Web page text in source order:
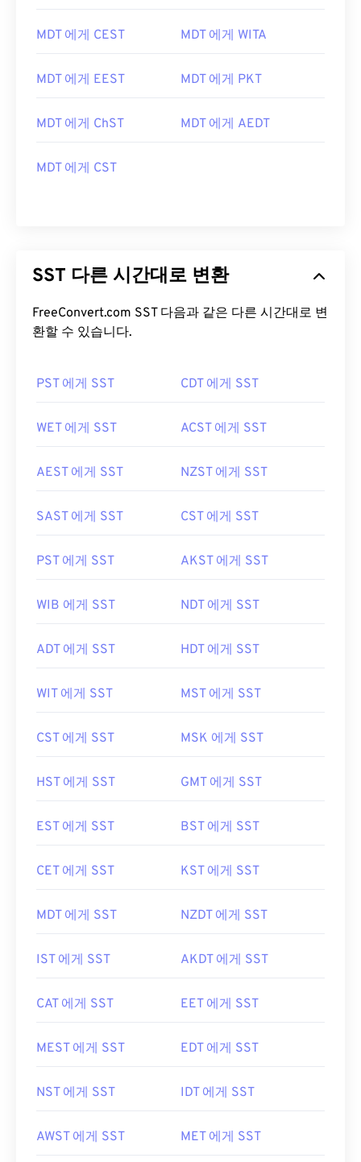
MDT 에게 CEST MDT 에게 WITA
MDT 에게 EEST MDT 에게 PKT
MDT 에게 ChST MDT 에게 AEDT
MDT 에게 CST
SST 다른 시간대로 변환
FreeConvert.com SST 다음과 같은 다른 시간대로 변
환할 수 있습니다.
PST 에게 SST CDT 에게 SST
WET 에게 SST ACST 에게 SST
AEST 에게 SST NZST 에게 SST
SAST 에게 SST CST 에게 SST
PST 에게 SST AKST 에게 SST
WIB 에게 SST NDT 에게 SST
ADT 에게 SST HDT 에게 SST
WIT 에게 SST MST 에게 SST
CST 에게 SST MSK 에게 SST
HST 에게 SST GMT 에게 SST
EST 에게 SST BST 에게 SST
CET 에게 SST KST 에게 SST
MDT 에게 SST NZDT 에게 SST
IST 에게 SST AKDT 에게 SST
CAT 에게 SST EET 에게 SST
MEST 에게 SST EDT 에게 SST
NST 에게 SST IDT 에게 SST
AWST 에게 SST MET 에게 SST